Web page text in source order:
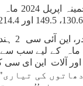
کی